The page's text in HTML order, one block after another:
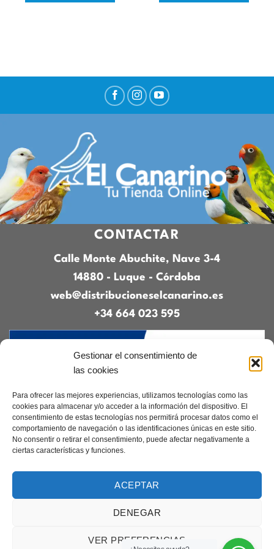
Gestionar el consentimiento de
las cookies
Para ofrecer las mejores experiencias, utilizamos tecnologías como las
cookies para almacenar y/o acceder a la información del dispositivo. El
consentimiento de estas tecnologías nos permitirá procesar datos como el
comportamiento de navegación o las identificaciones únicas en este sitio.
No consentir o retirar el consentimiento, puede afectar negativamente a
ciertas características y funciones.
ACEPTAR
DENEGAR
VER PREFERENCIAS
CONTACTAR
Calle Monte Abuchite, Nave 3-4
14880 - Luque - Córdoba
web@distribucioneselcanarino.es
+34 664 023 595
Contacto|Incidencias|Devoluciones|
Condiciones generales
Diseñado porCreacionesDigitales.es
Elcanarino.com pertenece al grupo Distribuciones el